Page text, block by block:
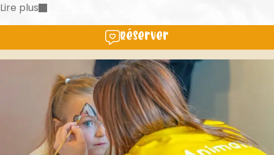
Lire plus
Réserver